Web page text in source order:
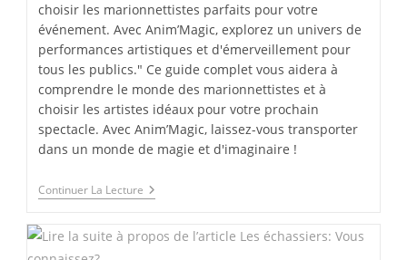
choisir les marionnettistes parfaits pour votre
événement. Avec Anim’Magic, explorez un univers de
performances artistiques et d'émerveillement pour
tous les publics." Ce guide complet vous aidera à
comprendre le monde des marionnettistes et à
choisir les artistes idéaux pour votre prochain
spectacle. Avec Anim’Magic, laissez-vous transporter
dans un monde de magie et d'imaginaire !
Continuer La Lecture Les
Marionnettistes:
Connaissez?